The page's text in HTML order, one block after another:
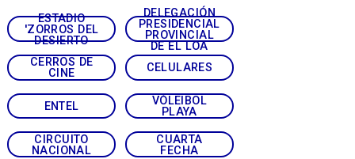
ESTADIO
'ZORROS DEL
DESIERTO
DELEGACIÓN
PRESIDENCIAL
PROVINCIAL
DE EL LOA
CERROS DE
CINE
CELULARES
ENTEL
VÓLEIBOL
PLAYA
CIRCUITO
NACIONAL
CUARTA
FECHA